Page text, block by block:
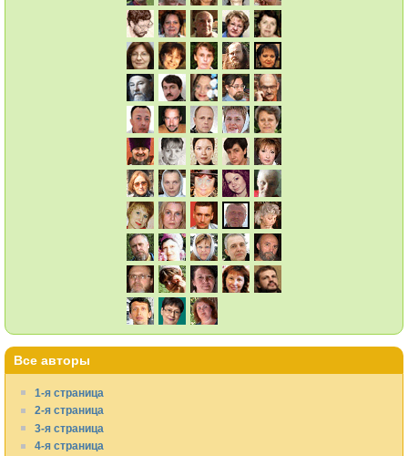
Все авторы
1-я страница
2-я страница
3-я страница
4-я страница